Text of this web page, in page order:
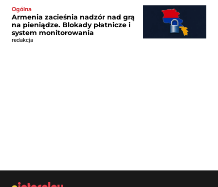
Ogólna
Armenia zacieśnia nadzór nad grą
na pieniądze. Blokady płatnicze i
system monitorowania
redakcja